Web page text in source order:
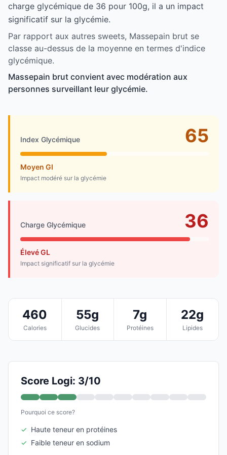
charge glycémique de 36 pour 100g, il a un impact
significatif sur la glycémie.
Par rapport aux autres sweets, Massepain brut se
classe au-dessus de la moyenne en termes d'indice
glycémique.
Massepain brut convient avec modération aux
personnes surveillant leur glycémie.
Index Glycémique 65
Moyen GI
Impact modéré sur la glycémie
Charge Glycémique 36
Élevé GL
Impact significatif sur la glycémie
460
Calories
55g
Glucides
7g
Protéines
22g
Lipides
Score Logi: 3/10
Pourquoi ce score?
✓ Haute teneur en protéines
✓ Faible teneur en sodium